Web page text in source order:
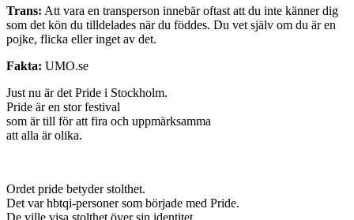
Trans: Att vara en transperson innebär oftast att du inte känner dig
som det kön du tilldelades när du föddes. Du vet själv om du är en
pojke, flicka eller inget av det.
Fakta: UMO.se
Just nu är det Pride i Stockholm.
Pride är en stor festival
som är till för att fira och uppmärksamma
att alla är olika.
Ordet pride betyder stolthet.
Det var hbtqi-personer som började med Pride.